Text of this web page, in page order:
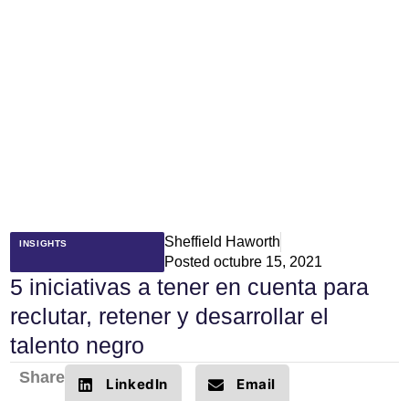
Sheffield Haworth
Posted octubre 15, 2021
INSIGHTS
5 iniciativas a tener en cuenta para
reclutar, retener y desarrollar el
talento negro
Share LinkedIn Email